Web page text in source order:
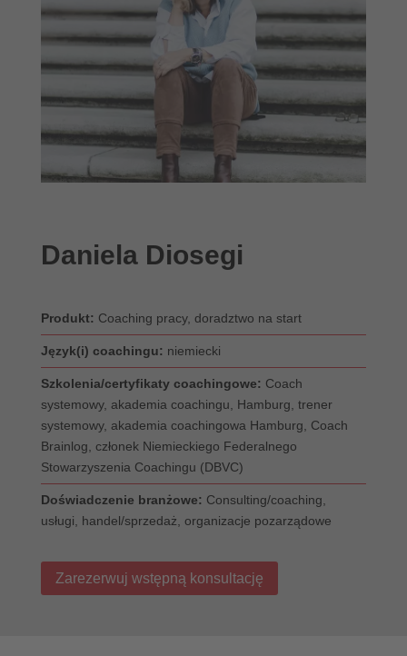
Daniela Diosegi
Produkt: Coaching pracy, doradztwo na start
Język(i) coachingu: niemiecki
Szkolenia/certyfikaty coachingowe: Coach
systemowy, akademia coachingu, Hamburg, trener
systemowy, akademia coachingowa Hamburg, Coach
Brainlog, członek Niemieckiego Federalnego
Stowarzyszenia Coachingu (DBVC)
Doświadczenie branżowe: Consulting/coaching,
usługi, handel/sprzedaż, organizacje pozarządowe
Zarezerwuj wstępną konsultację